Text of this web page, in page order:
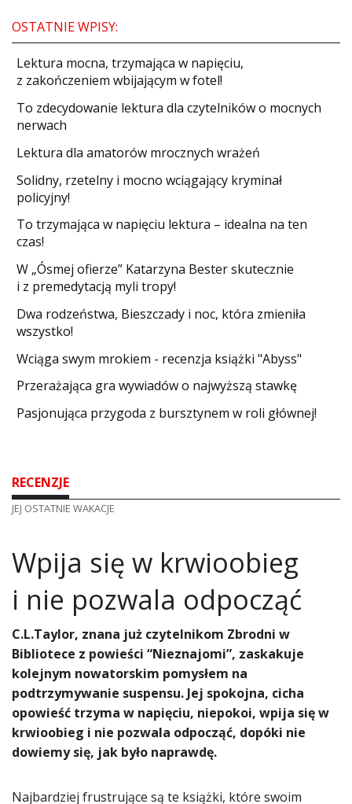
OSTATNIE WPISY:
​Lektura mocna, trzymająca w napięciu,
z zakończeniem wbijającym w fotel!
​To zdecydowanie lektura dla czytelników o mocnych
nerwach
Lektura dla amatorów mrocznych wrażeń
Solidny, rzetelny i mocno wciągający kryminał
policyjny!
​To trzymająca w napięciu lektura – idealna na ten
czas!
W „Ósmej ofierze” Katarzyna Bester skutecznie
i z premedytacją myli tropy!
Dwa rodzeństwa, Bieszczady i noc, która zmieniła
wszystko!
Wciąga swym mrokiem - recenzja książki "Abyss"
​Przerażająca gra wywiadów o najwyższą stawkę
Pasjonująca przygoda z bursztynem w roli głównej!
RECENZJE
JEJ OSTATNIE WAKACJE
Wpija się w krwioobieg
i nie pozwala odpocząć
​C.L.Taylor, znana już czytelnikom Zbrodni w
Bibliotece z powieści “Nieznajomi”, zaskakuje
kolejnym nowatorskim pomysłem na
podtrzymywanie suspensu. Jej spokojna, cicha
opowieść trzyma w napięciu, niepokoi, wpija się w
krwioobieg i nie pozwala odpocząć, dopóki nie
dowiemy się, jak było naprawdę.
Najbardziej frustrujące są te książki, które swoim